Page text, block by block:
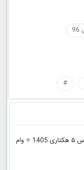
#
طرح توجیهی احداث مزرعه اکالیپتوس ۵ هکتاری 1405 ⭐️ وام